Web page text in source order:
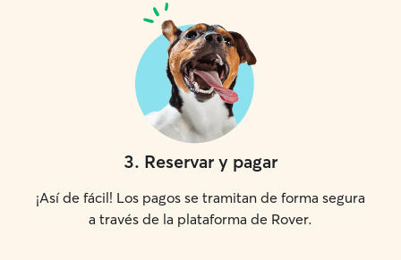
3. Reservar y pagar
¡Así de fácil! Los pagos se tramitan de forma segura
a través de la plataforma de Rover.